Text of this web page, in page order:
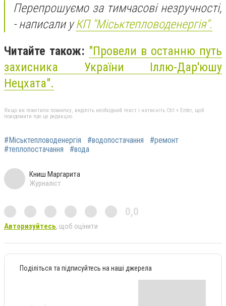
Перепрошуємо за тимчасові незручності,
- написали уКП "Міськтепловоденергія".
Читайте також: "Провели в останню путь
захисника України Іллю-Дар'юшу
Нецхата".
Якщо ви помітили помилку, виділіть необхідний текст і натисніть Ctrl + Enter, щоб
повідомити про це редакцію
#Міськтепловоденергія #водопостачання
#ремонт
#теплопостачання
#вода
Книш Маргарита
Журналіст
0,0
Авторизуйтесь, щоб оцінити
Поділіться та підписуйтесь на наші джерела